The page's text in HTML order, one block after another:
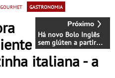
gastronomia
Há novo Bolo Inglês
sem glúten a partir
desta 6ª feira n’A
Padaria Portuguesa
italiana - a